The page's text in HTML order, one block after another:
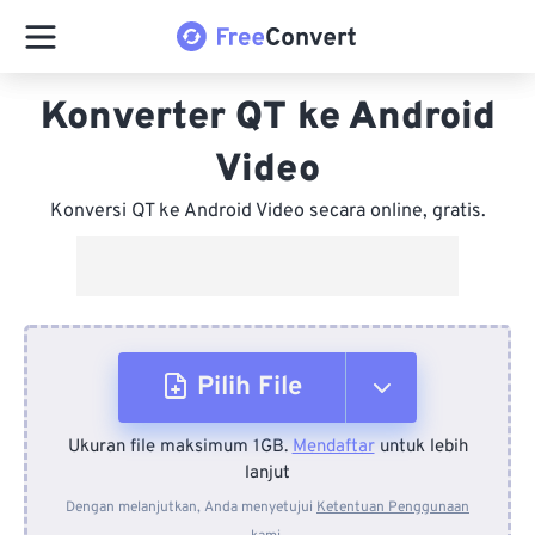
Konverter QT ke Android
Video
Konversi QT ke Android Video secara online, gratis.
Pilih File
Dari Perangkat
Ukuran file maksimum 1GB.Mendaftaruntuk lebih
lanjut
Dengan melanjutkan, Anda menyetujui Ketentuan Penggunaan